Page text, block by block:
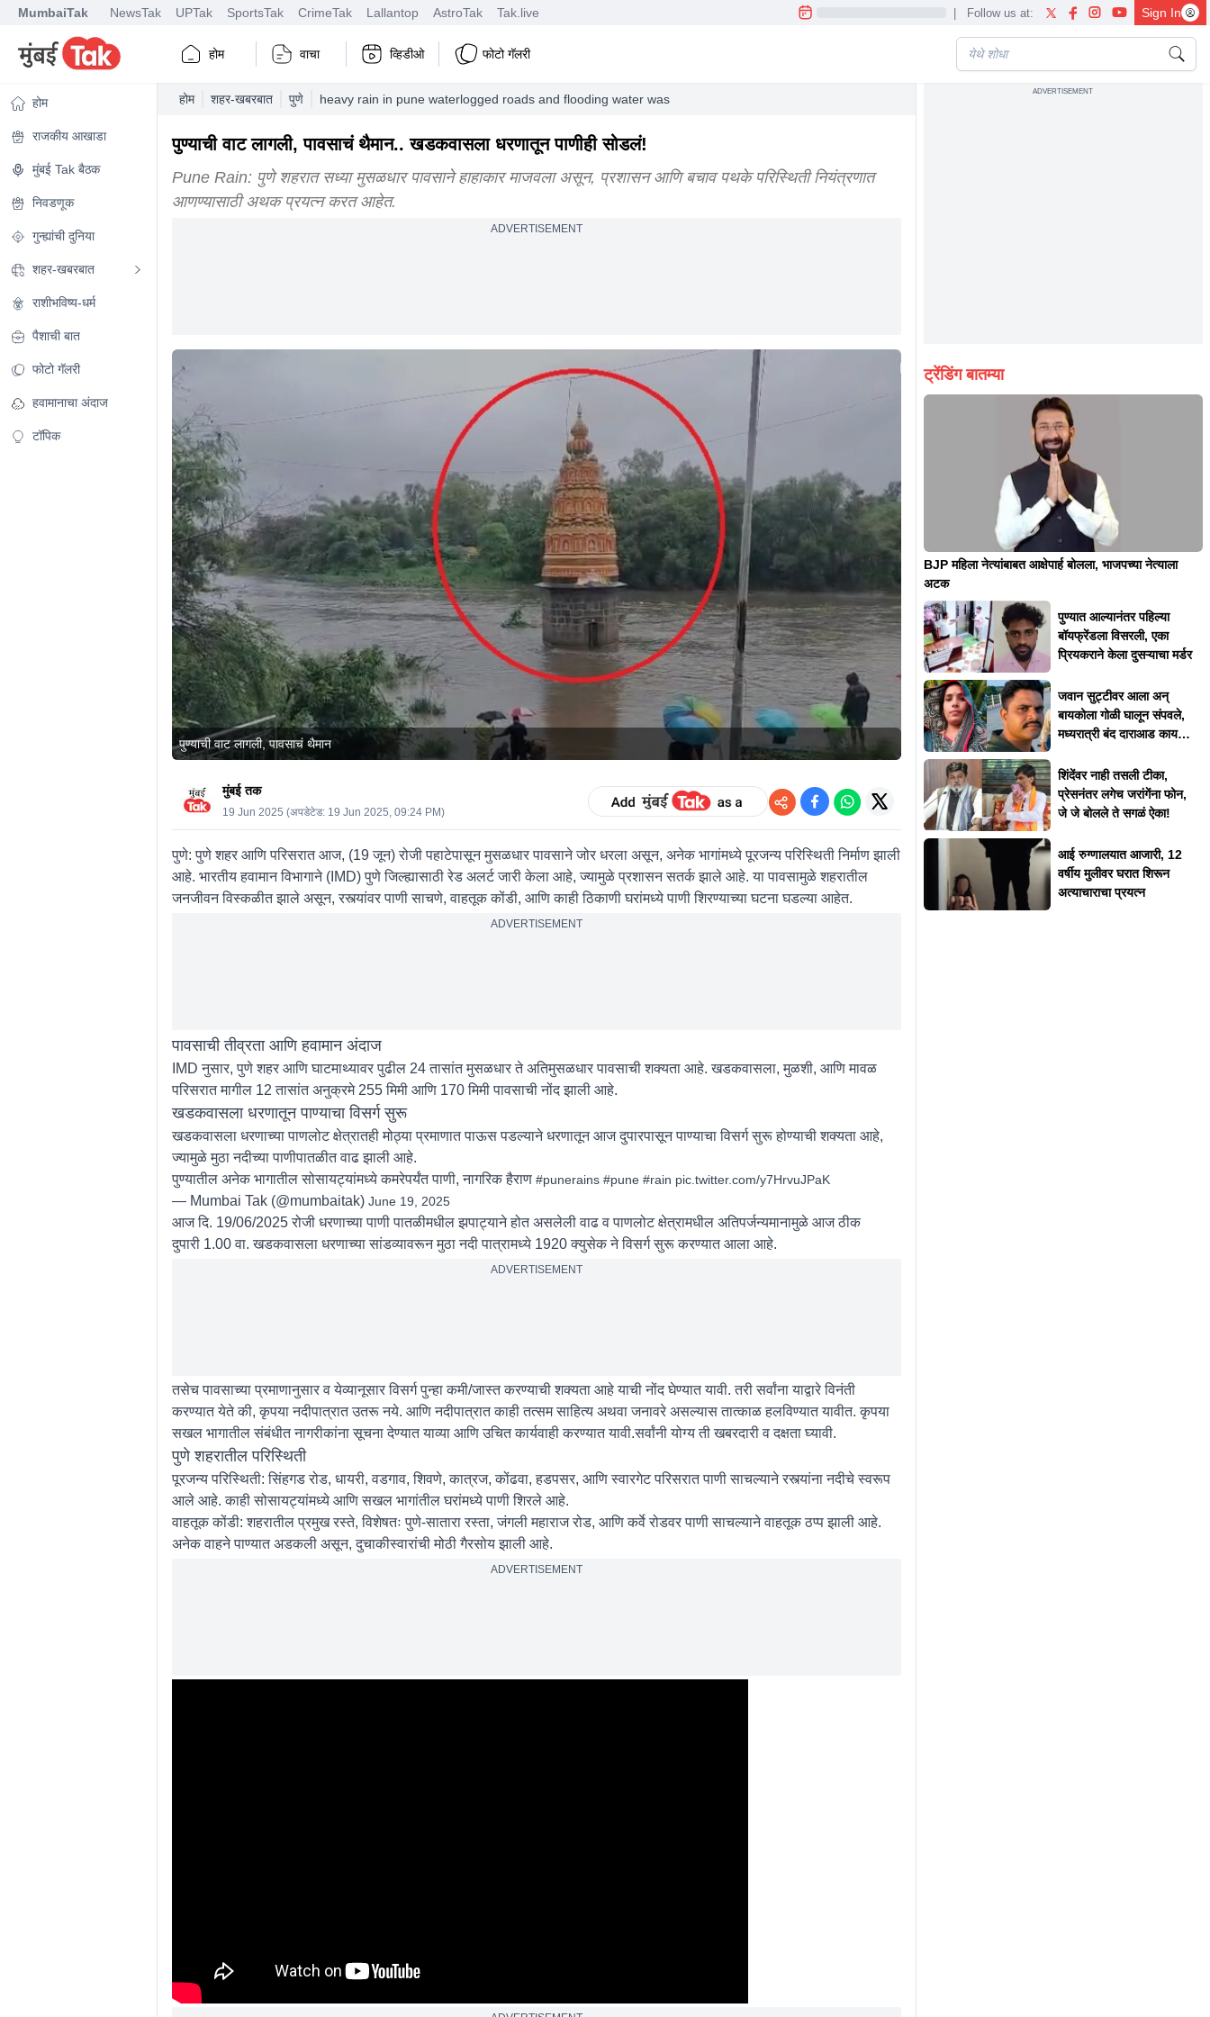
MumbaiTak NewsTak UPTak SportsTak CrimeTak Lallantop AstroTak Tak.live | Follow us at: Sign In
होम वाचा व्हिडीओ फोटो गॅलरी
होम
राजकीय आखाडा
मुंबई Tak बैठक
निवडणूक
गुन्ह्यांची दुनिया
शहर-खबरबात
राशीभविष्य-धर्म
पैशाची बात
फोटो गॅलरी
हवामानाचा अंदाज
टॉपिक
होम शहर-खबरबात पुणे heavy rain in pune waterlogged roads and flooding water was also released from the khadakwasla dam
पुण्याची वाट लागली, पावसाचं थैमान.. खडकवासला धरणातून पाणीही सोडलं!
Pune Rain: पुणे शहरात सध्या मुसळधार पावसाने हाहाकार माजवला असून, प्रशासन आणि बचाव पथके परिस्थिती नियंत्रणात
आणण्यासाठी अथक प्रयत्न करत आहेत.
ADVERTISEMENT
पुण्याची वाट लागली, पावसाचं थैमान
मुंबई तक
19 Jun 2025 (अपडेटेड: 19 Jun 2025, 09:24 PM)
पुणे:पुणे शहर आणि परिसरात आज, (19 जून) रोजी पहाटेपासून मुसळधार पावसाने जोर धरला असून, अनेक भागांमध्ये पूरजन्य परिस्थिती निर्माण झाली
आहे. भारतीय हवामान विभागाने (IMD) पुणे जिल्ह्यासाठी रेड अलर्ट जारी केला आहे, ज्यामुळे प्रशासन सतर्क झाले आहे. या पावसामुळे शहरातील
जनजीवन विस्कळीत झाले असून, रस्त्यांवर पाणी साचणे, वाहतूक कोंडी, आणि काही ठिकाणी घरांमध्ये पाणी शिरण्याच्या घटना घडल्या आहेत.
ADVERTISEMENT
पावसाची तीव्रता आणि हवामान अंदाज
IMD नुसार, पुणे शहर आणि घाटमाथ्यावर पुढील 24 तासांत मुसळधार ते अतिमुसळधार पावसाची शक्यता आहे. खडकवासला, मुळशी, आणि मावळ
परिसरात मागील 12 तासांत अनुक्रमे 255 मिमी आणि 170 मिमी पावसाची नोंद झाली आहे.
खडकवासला धरणातून पाण्याचा विसर्ग सुरू
खडकवासला धरणाच्या पाणलोट क्षेत्रातही मोठ्या प्रमाणात पाऊस पडल्याने धरणातून आज दुपारपासून पाण्याचा विसर्ग सुरू होण्याची शक्यता आहे,
ज्यामुळे मुठा नदीच्या पाणीपातळीत वाढ झाली आहे.
पुण्यातील अनेक भागातील सोसायट्यांमध्ये कमरेपर्यंत पाणी, नागरिक हैराण #punerains #pune #rain pic.twitter.com/y7HrvuJPaK
— Mumbai Tak (@mumbaitak) June 19, 2025
आज दि. 19/06/2025 रोजी धरणाच्या पाणी पातळीमधील झपाट्याने होत असलेली वाढ व पाणलोट क्षेत्रामधील अतिपर्जन्यमानामुळे आज ठीक
दुपारी 1.00 वा. खडकवासला धरणाच्या सांडव्यावरून मुठा नदी पात्रामध्ये 1920 क्युसेक ने विसर्ग सुरू करण्यात आला आहे.
ADVERTISEMENT
तसेच पावसाच्या प्रमाणानुसार व येव्यानूसार विसर्ग पुन्हा कमी/जास्त करण्याची शक्यता आहे याची नोंद घेण्यात यावी. तरी सर्वांना याद्वारे विनंती
करण्यात येते की, कृपया नदीपात्रात उतरू नये. आणि नदीपात्रात काही तत्सम साहित्य अथवा जनावरे असल्यास तात्काळ हलविण्यात यावीत. कृपया
सखल भागातील संबंधीत नागरीकांना सूचना देण्यात याव्या आणि उचित कार्यवाही करण्यात यावी.सर्वांनी योग्य ती खबरदारी व दक्षता घ्यावी.
पुणे शहरातील परिस्थिती
पूरजन्य परिस्थिती: सिंहगड रोड, धायरी, वडगाव, शिवणे, कात्रज, कोंढवा, हडपसर, आणि स्वारगेट परिसरात पाणी साचल्याने रस्त्यांना नदीचे स्वरूप
आले आहे. काही सोसायट्यांमध्ये आणि सखल भागांतील घरांमध्ये पाणी शिरले आहे.
वाहतूक कोंडी: शहरातील प्रमुख रस्ते, विशेषतः पुणे-सातारा रस्ता, जंगली महाराज रोड, आणि कर्वे रोडवर पाणी साचल्याने वाहतूक ठप्प झाली आहे.
अनेक वाहने पाण्यात अडकली असून, दुचाकीस्वारांची मोठी गैरसोय झाली आहे.
ADVERTISEMENT
ADVERTISEMENT
ट्रेंडिंग बातम्या
BJP महिला नेत्यांबाबत आक्षेपार्ह बोलला, भाजपच्या नेत्याला
अटक
पुण्यात आल्यानंतर पहिल्या
बॉयफ्रेंडला विसरली, एका
प्रियकराने केला दुसऱ्याचा मर्डर
जवान सुट्टीवर आला अन्
बायकोला गोळी घालून संपवले,
मध्यरात्री बंद दाराआड काय
शिंदेंवर नाही तसली टीका,
प्रेसनंतर लगेच जरांगेंना फोन,
जे जे बोलले ते सगळं ऐका!
आई रुग्णालयात आजारी, 12
वर्षीय मुलीवर घरात शिरून
अत्याचाराचा प्रयत्न